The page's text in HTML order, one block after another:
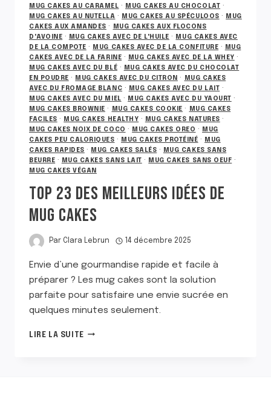
MUG CAKES AU CARAMEL · MUG CAKES AU CHOCOLAT ·
MUG CAKES AU NUTELLA · MUG CAKES AU SPÉCULOOS ·
MUG
CAKES AUX AMANDES ·
MUG CAKES AUX FLOCONS
D'AVOINE · MUG CAKES AVEC DE L'HUILE ·
MUG CAKES AVEC
DE LA COMPOTE · MUG CAKES AVEC DE LA CONFITURE ·
MUG
CAKES AVEC DE LA FARINE · MUG CAKES AVEC DE LA WHEY ·
MUG CAKES AVEC DU BLÉ ·
MUG CAKES AVEC DU CHOCOLAT
EN POUDRE · MUG CAKES AVEC DU CITRON ·
MUG CAKES
AVEC DU FROMAGE BLANC · MUG CAKES AVEC DU LAIT ·
MUG CAKES AVEC DU MIEL · MUG CAKES AVEC DU YAOURT ·
MUG CAKES BROWNIE · MUG CAKES COOKIE ·
MUG CAKES
FACILES · MUG CAKES HEALTHY · MUG CAKES NATURES ·
MUG CAKES NOIX DE COCO · MUG CAKES OREO ·
MUG
CAKES PEU CALORIQUES · MUG CAKES PROTÉINÉ ·
MUG
CAKES RAPIDES · MUG CAKES SALÉS ·
MUG CAKES SANS
BEURRE · MUG CAKES SANS LAIT · MUG CAKES SANS OEUF ·
MUG CAKES VÉGAN
TOP 23 DES MEILLEURS IDÉES DE
MUG CAKES
Par Clara Lebrun 14 décembre 2025
Envie d’une gourmandise rapide et facile à
préparer ? Les mug cakes sont la solution
parfaite pour satisfaire une envie sucrée en
quelques minutes seulement.
LIRE LA SUITETOP